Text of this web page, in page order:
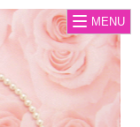
MENU
(中
国)